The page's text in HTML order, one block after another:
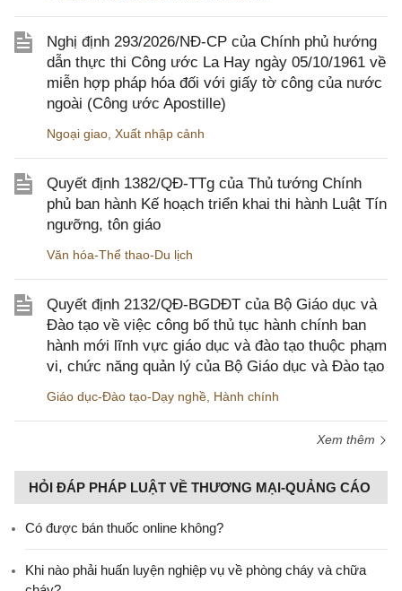
Nghị định 293/2026/NĐ-CP của Chính phủ hướng
dẫn thực thi Công ước La Hay ngày 05/10/1961 về
miễn hợp pháp hóa đối với giấy tờ công của nước
ngoài (Công ước Apostille)
Ngoại giao Xuất nhập cảnh
Quyết định 1382/QĐ-TTg của Thủ tướng Chính
phủ ban hành Kế hoạch triển khai thi hành Luật Tín
ngưỡng, tôn giáo
Văn hóa-Thể thao-Du lịch
Quyết định 2132/QĐ-BGDĐT của Bộ Giáo dục và
Đào tạo về việc công bố thủ tục hành chính ban
hành mới lĩnh vực giáo dục và đào tạo thuộc phạm
vi, chức năng quản lý của Bộ Giáo dục và Đào tạo
Giáo dục-Đào tạo-Dạy nghề Hành chính
Xem thêm
HỎI ĐÁP PHÁP LUẬT VỀ THƯƠNG MẠI-QUẢNG CÁO
Có được bán thuốc online không?
Khi nào phải huấn luyện nghiệp vụ về phòng cháy và chữa